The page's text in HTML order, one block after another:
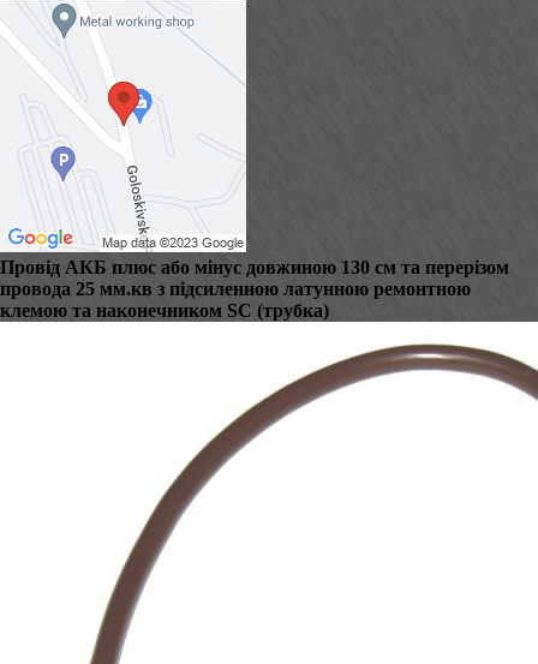
Провід АКБ плюс або мінус довжиною 130 см та перерізом
провода 25 мм.кв з підсиленною латунною ремонтною
клемою та наконечником SC (трубка)